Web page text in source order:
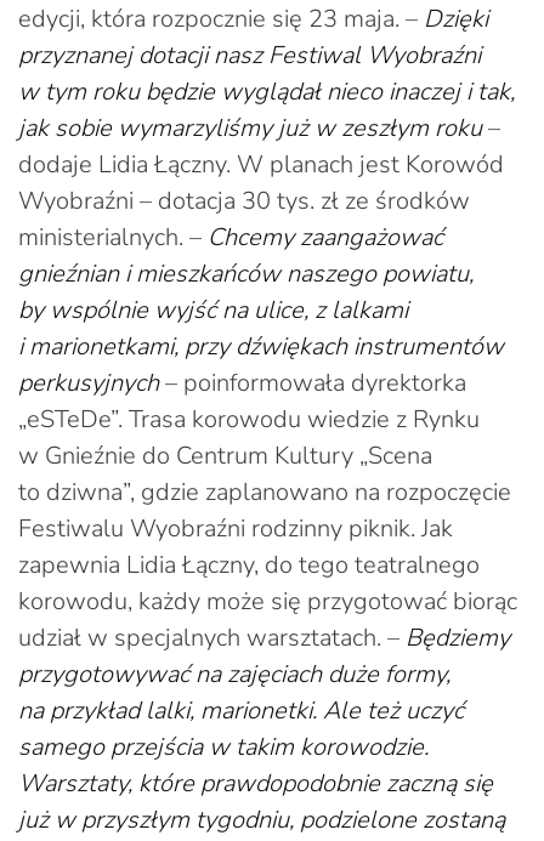
edycji, która rozpocznie się 23 maja. – Dzięki
przyznanej dotacji nasz Festiwal Wyobraźni
w tym roku będzie wyglądał nieco inaczej i tak,
jak sobie wymarzyliśmy już w zeszłym roku–
dodaje Lidia Łączny. W planach jest Korowód
Wyobraźni – dotacja 30 tys. zł ze środków
ministerialnych. – Chcemy zaangażować
gnieźnian i mieszkańców naszego powiatu,
by wspólnie wyjść na ulice, z lalkami
i marionetkami, przy dźwiękach instrumentów
perkusyjnych– poinformowała dyrektorka
„eSTeDe”. Trasa korowodu wiedzie z Rynku
w Gnieźnie do Centrum Kultury „Scena
to dziwna”, gdzie zaplanowano na rozpoczęcie
Festiwalu Wyobraźni rodzinny piknik. Jak
zapewnia Lidia Łączny, do tego teatralnego
korowodu, każdy może się przygotować biorąc
udział w specjalnych warsztatach. – Będziemy
przygotowywać na zajęciach duże formy,
na przykład lalki, marionetki. Ale też uczyć
samego przejścia w takim korowodzie.
Warsztaty, które prawdopodobnie zaczną się
już w przyszłym tygodniu, podzielone zostaną